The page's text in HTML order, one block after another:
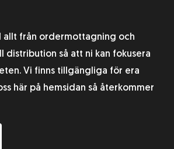
allt från ordermottagning och
distribution så att ni kan fokusera
Vi finns tillgängliga för era
här på hemsidan så återkommer